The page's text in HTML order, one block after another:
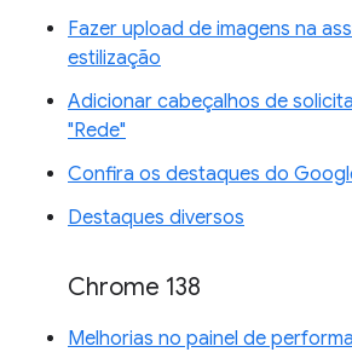
Fazer upload de imagens na
estilização
Adicionar cabeçalhos de
"Rede"
Confira os destaques do
Destaques diversos
Chrome 138
Melhorias no painel de